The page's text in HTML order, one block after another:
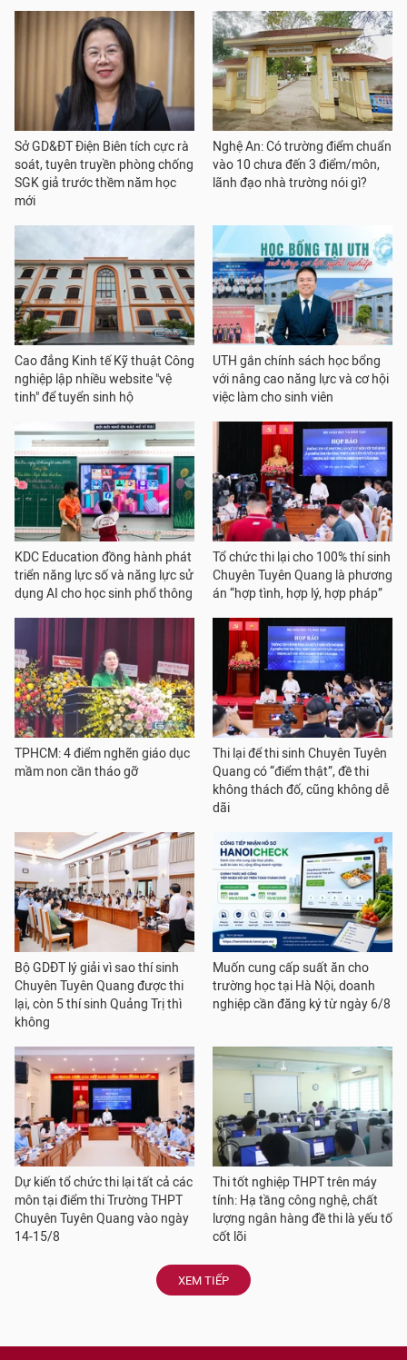
Sở GD&ĐT Điện Biên tích cực rà
soát, tuyên truyền phòng chống
SGK giả trước thềm năm học
mới
Nghệ An: Có trường điểm chuẩn
vào 10 chưa đến 3 điểm/môn,
lãnh đạo nhà trường nói gì?
Cao đẳng Kinh tế Kỹ thuật Công
nghiệp lập nhiều website "vệ
tinh" để tuyển sinh hộ
UTH gắn chính sách học bổng
với nâng cao năng lực và cơ hội
việc làm cho sinh viên
KDC Education đồng hành phát
triển năng lực số và năng lực sử
dụng AI cho học sinh phổ thông
Tổ chức thi lại cho 100% thí sinh
Chuyên Tuyên Quang là phương
án “hợp tình, hợp lý, hợp pháp”
TPHCM: 4 điểm nghẽn giáo dục
mầm non cần tháo gỡ
Thi lại để thi sinh Chuyên Tuyên
Quang có “điểm thật”, đề thi
không thách đố, cũng không dễ
dãi
Bộ GDĐT lý giải vì sao thí sinh
Chuyên Tuyên Quang được thi
lại, còn 5 thí sinh Quảng Trị thì
không
Muốn cung cấp suất ăn cho
trường học tại Hà Nội, doanh
nghiệp cần đăng ký từ ngày 6/8
Dự kiến tổ chức thi lại tất cả các
môn tại điểm thi Trường THPT
Chuyên Tuyên Quang vào ngày
14-15/8
Thi tốt nghiệp THPT trên máy
tính: Hạ tầng công nghệ, chất
lượng ngân hàng đề thi là yếu tố
cốt lõi
XEM TIẾP